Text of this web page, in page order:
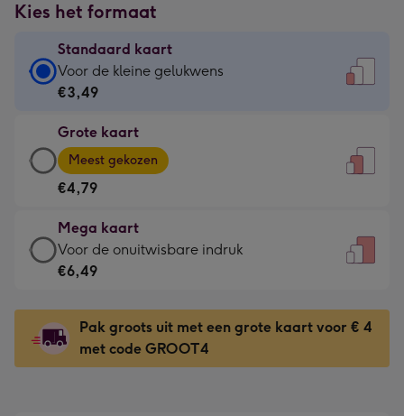
Kies het formaat
Standaard kaart
Standaard
kaart
€3,49
-
Voor
kleine
gelukwens
-
120
x
160
mm
Voor de kleine gelukwens
€3,49
Grote kaart
Grote
kaart
-
€4,79
-
Meest
gekozen
Dimensions:
167
x
Meest gekozen
€4,79
Mega kaart
Mega
kaart
€6,49
-
Voor
Voor de onuitwisbare indruk
€6,49
Pak groots uit met een grote kaart voor € 4
met code GROOT4